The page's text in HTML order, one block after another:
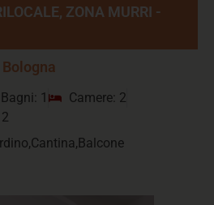
ZONA MURRI -
Bagni: 1
Camere: 2